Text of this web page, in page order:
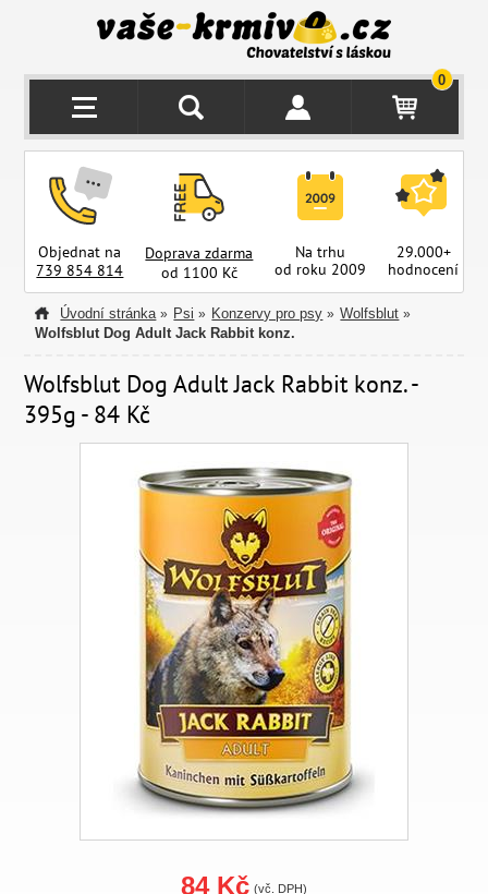
0
Objednat na
739 854 814
Doprava zdarma
od 1100 Kč
Na trhu
od roku 2009
29.000+
hodnocení
Úvodní stránka » Psi » Konzervy pro psy » Wolfsblut »
Wolfsblut Dog Adult Jack Rabbit konz.
Wolfsblut Dog Adult Jack Rabbit konz. -
395g - 84 Kč
84 Kč (vč. DPH)